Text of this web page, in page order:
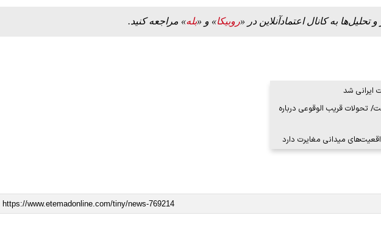
به کانال اعتمادآنلاین در «روبیکا» و «بله» مراجعه کنید.
ایرانی شد
تحولات قریب الوقوعی درباره